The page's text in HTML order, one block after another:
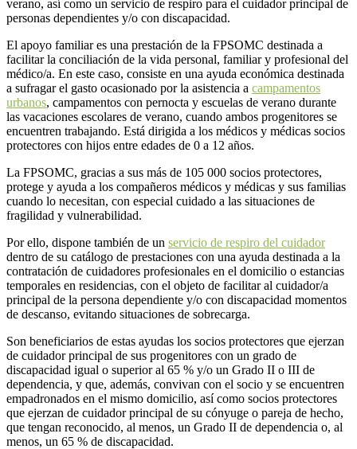
verano, así como un servicio de respiro para el cuidador principal de
personas dependientes y/o con discapacidad.
El apoyo familiar es una prestación de la FPSOMC destinada a
facilitar la conciliación de la vida personal, familiar y profesional del
médico/a. En este caso, consiste en una ayuda económica destinada
a sufragar el gasto ocasionado por la asistencia a campamentos
urbanos, campamentos con pernocta y escuelas de verano durante
las vacaciones escolares de verano, cuando ambos progenitores se
encuentren trabajando. Está dirigida a los médicos y médicas socios
protectores con hijos entre edades de 0 a 12 años.
La FPSOMC, gracias a sus más de 105 000 socios protectores,
protege y ayuda a los compañeros médicos y médicas y sus familias
cuando lo necesitan, con especial cuidado a las situaciones de
fragilidad y vulnerabilidad.
Por ello, dispone también de un servicio de respiro del cuidador
dentro de su catálogo de prestaciones con una ayuda destinada a la
contratación de cuidadores profesionales en el domicilio o estancias
temporales en residencias, con el objeto de facilitar al cuidador/a
principal de la persona dependiente y/o con discapacidad momentos
de descanso, evitando situaciones de sobrecarga.
Son beneficiarios de estas ayudas los socios protectores que ejerzan
de cuidador principal de sus progenitores con un grado de
discapacidad igual o superior al 65 % y/o un Grado II o III de
dependencia, y que, además, convivan con el socio y se encuentren
empadronados en el mismo domicilio, así como socios protectores
que ejerzan de cuidador principal de su cónyuge o pareja de hecho,
que tengan reconocido, al menos, un Grado II de dependencia o, al
menos, un 65 % de discapacidad.